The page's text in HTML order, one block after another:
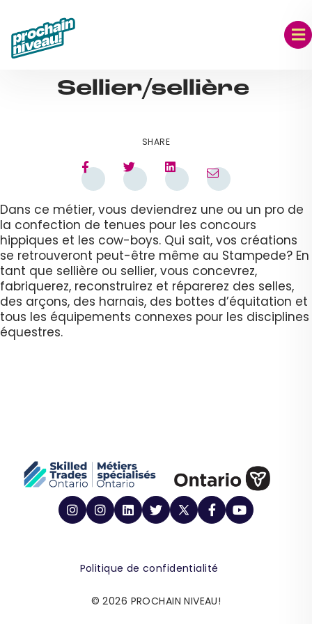
content
Sellier/sellière
SHARE
Dans ce métier, vous deviendrez une ou un pro de
la confection de tenues pour les concours
hippiques et les cow-boys. Qui sait, vos créations
se retrouveront peut-être même au Stampede? En
tant que sellière ou sellier, vous concevrez,
fabriquerez, reconstruirez et réparerez des selles,
des arçons, des harnais, des bottes d’équitation et
tous les équipements connexes pour les disciplines
équestres.
Politique de confidentialité
© 2026 PROCHAIN NIVEAU!